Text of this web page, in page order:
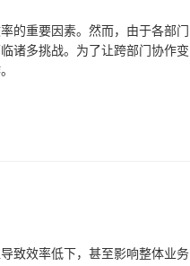
的重要因素。然而，由于各部门
诸多挑战。为了让跨部门协作变
致效率低下，甚至影响整体业务